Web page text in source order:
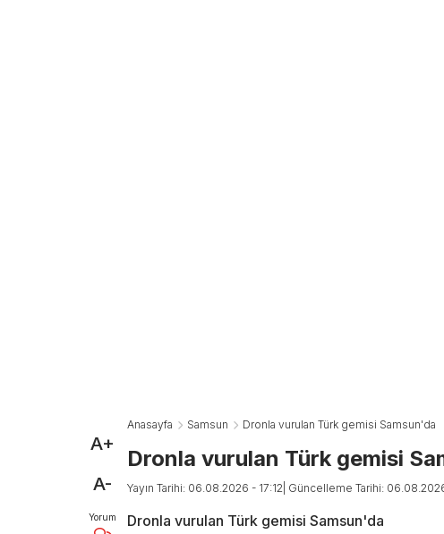
A+
A-
Yorum
Anasayfa Samsun Dronla vurulan Türk gemisi Samsun'da
Dronla vurulan Türk gemisi
Yayın Tarihi: 06.08.2026 - 17:12 | Güncelleme Tarihi:
Dronla vurulan Türk gemisi Samsun'da